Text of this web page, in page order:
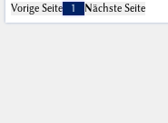
Vorige Seite
1 Nächste Seite